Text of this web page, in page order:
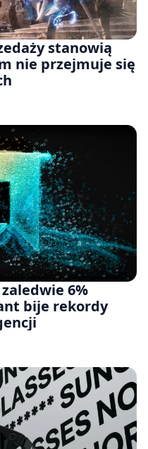
stanowią
nie przejmuje się
6%
bije rekordy